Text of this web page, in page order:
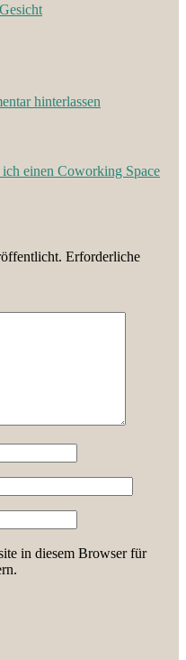
hinterlassen
einen Coworking Space
Erforderliche
in diesem Browser für